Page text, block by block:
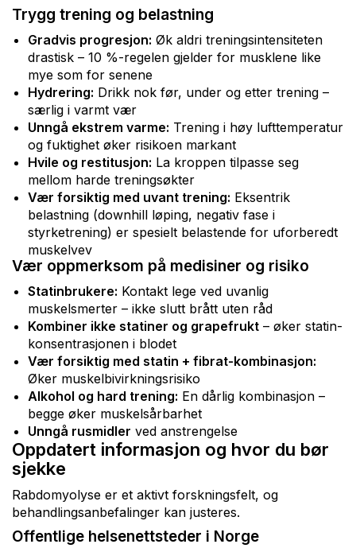
Trygg trening og belastning
Gradvis progresjon: Øk aldri treningsintensiteten
drastisk – 10 %-regelen gjelder for musklene like
mye som for senene
Hydrering: Drikk nok før, under og etter trening –
særlig i varmt vær
Unngå ekstrem varme: Trening i høy lufttemperatur
og fuktighet øker risikoen markant
Hvile og restitusjon: La kroppen tilpasse seg
mellom harde treningsøkter
Vær forsiktig med uvant trening: Eksentrik
belastning (downhill løping, negativ fase i
styrketrening) er spesielt belastende for uforberedt
muskelvev
Vær oppmerksom på medisiner og risiko
Statinbrukere: Kontakt lege ved uvanlig
muskelsmerter – ikke slutt brått uten råd
Kombiner ikke statiner og grapefrukt – øker statin-
konsentrasjonen i blodet
Vær forsiktig med statin + fibrat-kombinasjon:
Øker muskelbivirkningsrisiko
Alkohol og hard trening: En dårlig kombinasjon –
begge øker muskelsårbarhet
Unngå rusmidler ved anstrengelse
Oppdatert informasjon og hvor du bør
sjekke
Rabdomyolyse er et aktivt forskningsfelt, og
behandlingsanbefalinger kan justeres.
Offentlige helsenettsteder i Norge